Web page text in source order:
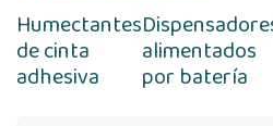
Humectantes
de cinta
adhesiva
alimentados
por batería